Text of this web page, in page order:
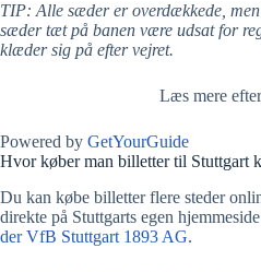
TIP: Alle sæder er overdækkede,
sæder tæt på banen være udsat for
klæder sig på efter vejret.
Læs mere
Powered by GetYourGuide
Hvor køber man billetter til Stuttgart
Du kan købe billetter flere steder
direkte på Stuttgarts egen hjemmeside
der VfB Stuttgart 1893 AG.